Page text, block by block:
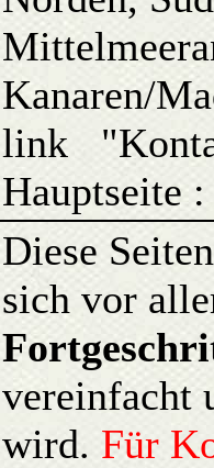
Kanaren/
link
Hauptseite
Diese
sich vor
vereinfacht
wird. Für